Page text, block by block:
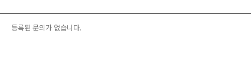
등록된 문의가 없습니다.